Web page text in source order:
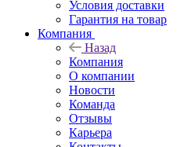
Условия доставки
Гарантия на товар
Компания
Назад
Компания
О компании
Новости
Команда
Отзывы
Карьера